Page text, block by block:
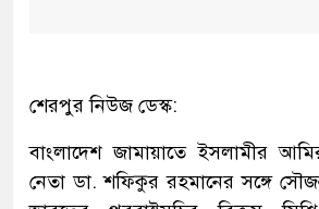
শেরপুর নিউজ ডেস্ক:
বাংলাদেশ জামায়াতে ইসলামীর
নেতা ডা. শফিকুর রহমানের সঙ্গে